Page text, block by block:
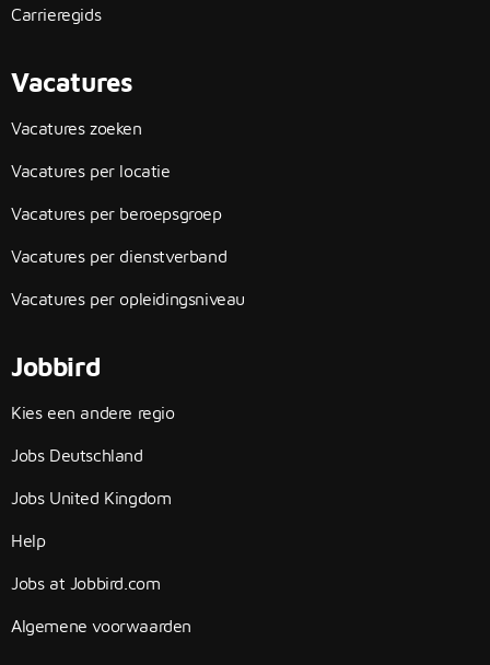
Carrieregids
Vacatures
Vacatures zoeken
Vacatures per locatie
Vacatures per beroepsgroep
Vacatures per dienstverband
Vacatures per opleidingsniveau
Jobbird
Kies een andere regio
Jobs Deutschland
Jobs United Kingdom
Help
Jobs at Jobbird.com
Algemene voorwaarden